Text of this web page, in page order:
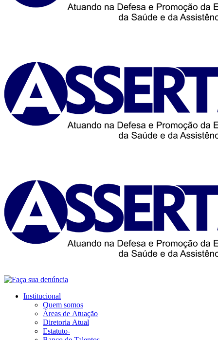
Institucional
Quem somos
Áreas de Atuação
Diretoria Atual
Estatuto-